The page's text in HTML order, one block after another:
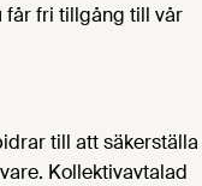
får fri tillgång till vår
till att säkerställa
Kollektivavtalad